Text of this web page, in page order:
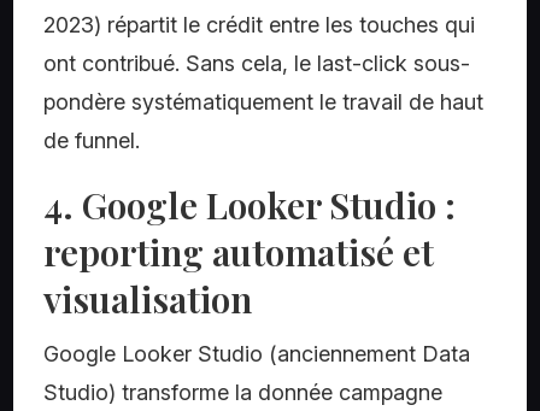
2023) répartit le crédit entre les touches qui
ont contribué. Sans cela, le last-click sous-
pondère systématiquement le travail de haut
de funnel.
4. Google Looker Studio :
reporting automatisé et
visualisation
Google Looker Studio (anciennement Data
Studio) transforme la donnée campagne